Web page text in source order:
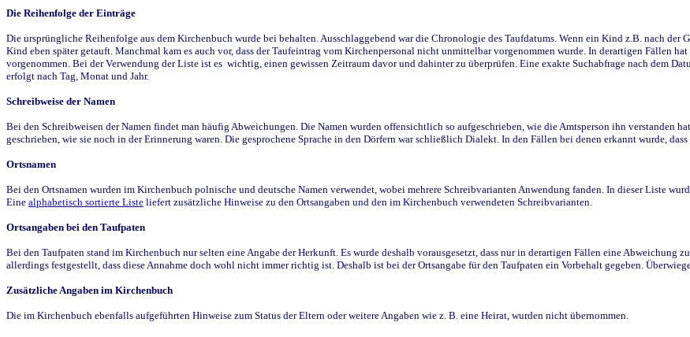
Die Reihenfolge der Einträge
Die ursprüngliche Reihenfolge aus dem Kirchenbuch wurde bei behalten. Ausschlaggebend war die Chronologie des Taufdatums. Wenn ein Kind z.B. nach
Kind eben später getauft. Manchmal kam es auch vor, dass der Taufeintrag vom Kirchenpersonal nicht unmittelbar vorgenommen wurde. In derartigen Fällen
vorgenommen. Bei der Verwendung der Liste ist es wichtig, einen gewissen Zeitraum davor und dahinter zu überprüfen. Eine exakte Suchabfrage nach dem
erfolgt nach Tag, Monat und Jahr.
Schreibweise der Namen
Bei den Schreibweisen der Namen findet man häufig Abweichungen. Die Namen wurden offensichtlich so aufgeschrieben, wie die Amtsperson ihn verstanden
geschrieben, wie sie noch in der Erinnerung waren. Die gesprochene Sprache in den Dörfern war schließlich Dialekt. In den Fällen bei denen erkannt wurde,
Ortsnamen
Bei den Ortsnamen wurden im Kirchenbuch polnische und deutsche Namen verwendet, wobei mehrere Schreibvarianten Anwendung fanden. In dieser Liste
Eine alphabetisch sortierte Liste liefert zusätzliche Hinweise zu den Ortsangaben und den im Kirchenbuch verwendeten Schreibvarianten.
Ortsangaben bei den Taufpaten
Bei den Taufpaten stand im Kirchenbuch nur selten eine Angabe der Herkunft. Es wurde deshalb vorausgesetzt, dass nur in derartigen Fällen eine Abweichung
allerdings festgestellt, dass diese Annahme doch wohl nicht immer richtig ist. Deshalb ist bei der Ortsangabe für den Taufpaten ein Vorbehalt gegeben.
Zusätzliche Angaben im Kirchenbuch
Die im Kirchenbuch ebenfalls aufgeführten Hinweise zum Status der Eltern oder weitere Angaben wie z. B. eine Heirat, wurden nicht übernommen.